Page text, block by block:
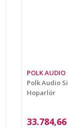
POLK AUDIO
Polk Audio
Hoparlör